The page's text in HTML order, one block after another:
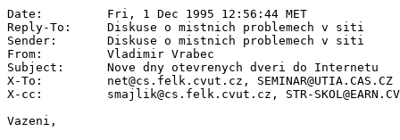
Date:         Fri, 1 Dec 1995 12:56:44 MET
Reply-To:     Diskuse o mistnich problemech v siti
Sender:       Diskuse o mistnich problemech v siti
From:         Vladimir Vrabec
Subject:      Nove dny otevrenych dveri do Internetu
X-To:         net@cs.felk.cvut.cz, SEMINAR@UTIA.CAS.CZ
X-cc:         smajlik@cs.felk.cvut.cz, STR-
Vazeni,